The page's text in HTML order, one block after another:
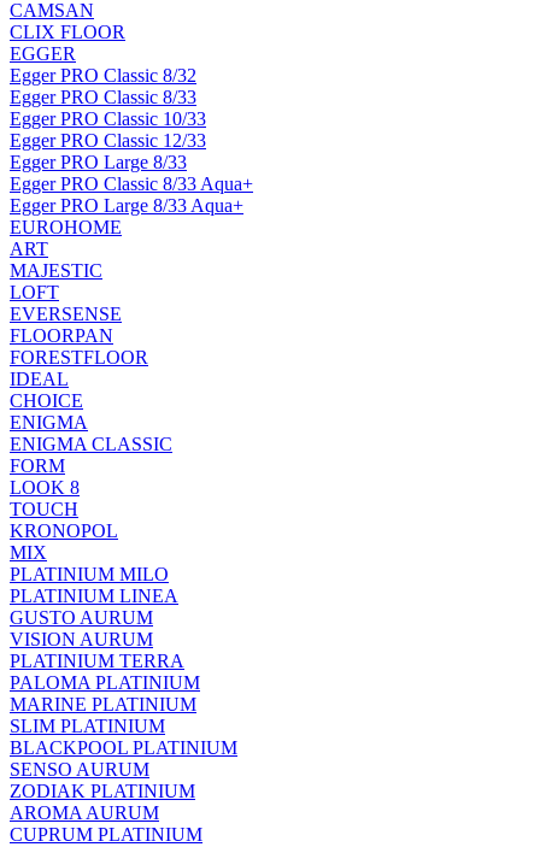
CAMSAN
CLIX FLOOR
EGGER
Egger PRO Classic 8/32
Egger PRO Classic 8/33
Egger PRO Classic 10/33
Egger PRO Classic 12/33
Egger PRO Large 8/33
Egger PRO Classic 8/33 Aqua+
Egger PRO Large 8/33 Aqua+
EUROHOME
ART
MAJESTIC
LOFT
EVERSENSE
FLOORPAN
FORESTFLOOR
IDEAL
CHOICE
ENIGMA
ENIGMA CLASSIC
FORM
LOOK 8
TOUCH
KRONOPOL
MIX
PLATINIUM MILO
PLATINIUM LINEA
GUSTO AURUM
VISION AURUM
PLATINIUM TERRA
PALOMA PLATINIUM
MARINE PLATINIUM
SLIM PLATINIUM
BLACKPOOL PLATINIUM
SENSO AURUM
ZODIAK PLATINIUM
AROMA AURUM
CUPRUM PLATINIUM